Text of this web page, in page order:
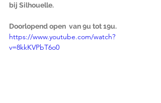
bij Silhouelle.
Doorlopend open  van 9u tot 19u.
https://www.youtube.com/watch?
v=8kkKVPbT6o0